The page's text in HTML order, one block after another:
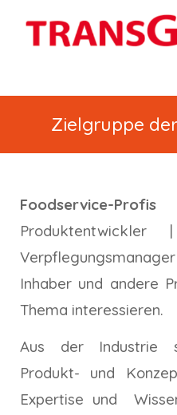
Zielgruppe de
Foodservice-Profis
Verpflegungsmanager
Inhaber und andere
Thema interessieren.
Aus der Industrie
Produkt- und
Expertise und